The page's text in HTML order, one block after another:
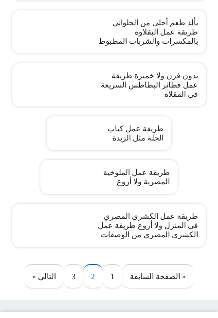
بألذ طعم أحلى من الحلواني
طريقة عمل البقلاوة
بالمكسرات والشربات المظبوط
بدون فرن ولا خميرة طريقة
عمل فطائر البطاطس السريعة
في المقلاة
طريقة عمل كباب
الحلة مثل الزبدة
طريقة عمل الملوخية
المصرية ولا أروع
طريقة عمل الكشري المصري
في المنزل ولا أروع طريقة عمل
الكشري المصري من الوصفات
صفحات:
« الصفحة السابقة 1
2
3 التالي »